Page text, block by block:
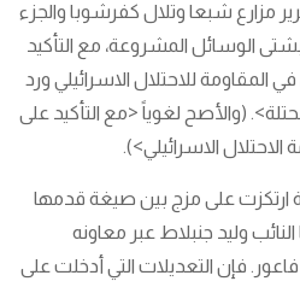
مزارع شبعا وتلال كفرشوبا والجزء
الوسائل المشروعة، مع التأكيد
المقاومة للاحتلال الاسرائيلي ورد
(والأصح لغوياً <مع التأكيد على
الاسرائيلي>).
ارتكزت على مزج بين صيغة قدمها
وليد جنبلاط عبر معاونه
فإن التعديلات التي أدخلت على